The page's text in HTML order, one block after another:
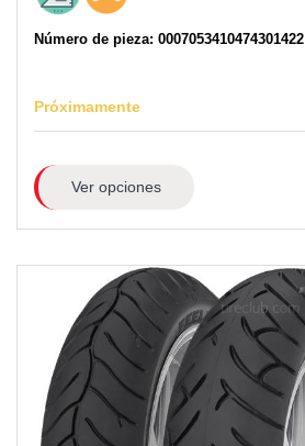
Número de pieza: 0007053410474301422
Próximamente
Ver opciones